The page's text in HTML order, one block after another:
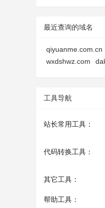
最近查询的域名
qiyuanme.com.cn
wxdshwz.com
工具导航
站长常用工具：
代码转换工具：
其它工具：
帮助工具：